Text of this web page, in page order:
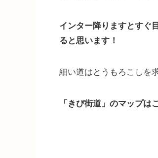
インター降りますとすぐ
ると思います！
細い道はとうもろこしを
「きび街道」のマップは